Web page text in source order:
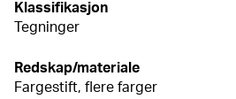
Klassifikasjon
Tegninger
Redskap/materiale
Fargestift, flere farger